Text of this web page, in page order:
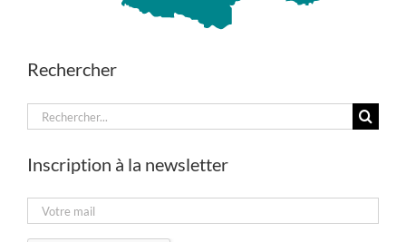
Rechercher
Rechercher:
Inscription à la newsletter